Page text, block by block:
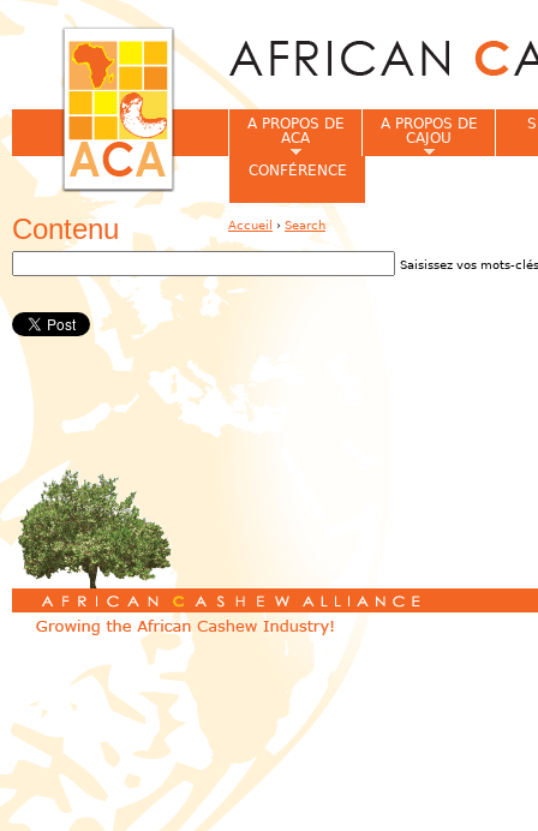
Contenu
Saisissez vos mots-clés
A PROPOS DE
ACA
A PROPOS DE
CAJOU
CONFÉRENCE
Vous êtes ici
Accueil › Search